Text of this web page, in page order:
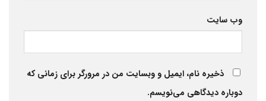
وب‌ سایت
ذخیره نام، ایمیل و وبسایت من در مرورگر برای زمانی که
دوباره دیدگاهی می‌نویسم.